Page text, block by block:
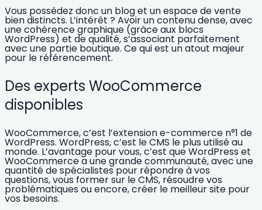
Vous possédez donc un blog et un espace de vente
bien distincts. L’intérêt ? Avoir un contenu dense, avec
une cohérence graphique (grâce aux blocs
WordPress) et de qualité, s’associant parfaitement
avec une partie boutique. Ce qui est un atout majeur
pour le référencement.
Des experts WooCommerce
disponibles
WooCommerce, c’est l’extension e-commerce n°1 de
WordPress. WordPress, c’est le CMS le plus utilisé au
monde. L’avantage pour vous, c’est que WordPress et
WooCommerce a unegrande communauté, avec une
quantité despécialistespour répondre à vos
questions, vous former sur le CMS, résoudre vos
problématiques ou encore, créer le meilleur site pour
vos besoins.